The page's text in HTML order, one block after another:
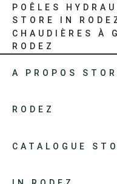
POÊLES
STORE IN
CHAUDIÈRES À
RODEZ
A PROPOS
RODEZ
CATALOGUE